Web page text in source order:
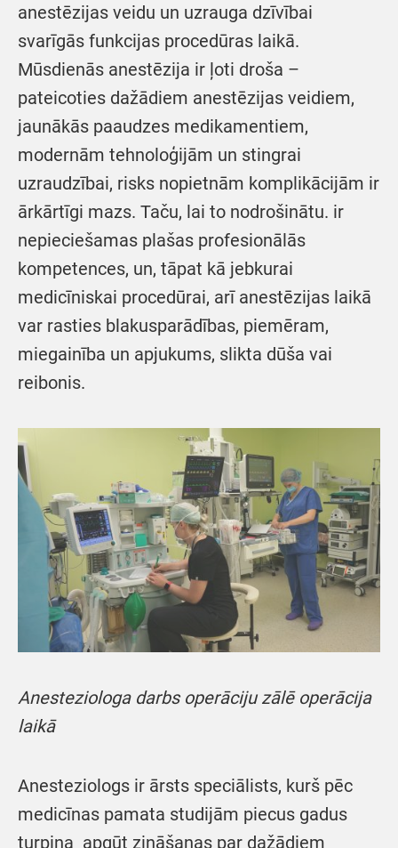
anestēzijas veidu un uzrauga dzīvībai
svarīgās funkcijas procedūras laikā.
Mūsdienās anestēzija ir ļoti droša –
pateicoties dažādiem anestēzijas veidiem,
jaunākās paaudzes medikamentiem,
modernām tehnoloģijām un stingrai
uzraudzībai, risks nopietnām komplikācijām ir
ārkārtīgi mazs. Taču, lai to nodrošinātu. ir
nepieciešamas plašas profesionālās
kompetences, un, tāpat kā jebkurai
medicīniskai procedūrai, arī anestēzijas laikā
var rasties blakusparādības, piemēram,
miegainība un apjukums, slikta dūša vai
reibonis.
Anesteziologa darbs operāciju zālē operācija
laikā
Anesteziologs ir ārsts speciālists, kurš pēc
medicīnas pamata studijām piecus gadus
turpina apgūt zināšanas par dažādiem